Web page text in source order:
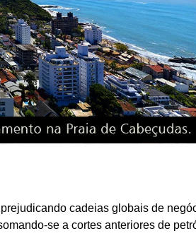
cadeias globais de
se a cortes anteriores de